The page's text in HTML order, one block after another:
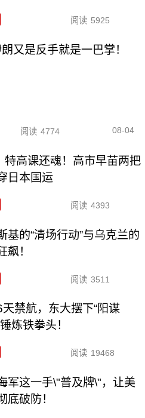
阅读 5925
又是反手就是一巴掌！
阅读 4774 08-04
特高课还魂！高市早苗两把
日本国运
阅读 4393
基的“清场行动”与乌克兰的
飙！
阅读 3511
天禁航，东大摆下“阳谋
炼铁拳头！
阅读 19468
军这一手\"普及牌\"，让美
底破防！